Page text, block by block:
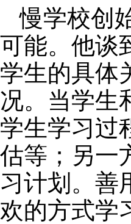
慢学校创
可能。他谈
学生的具体
况。当学生
学生学习过
估等；另一
习计划。善
欢的方式学